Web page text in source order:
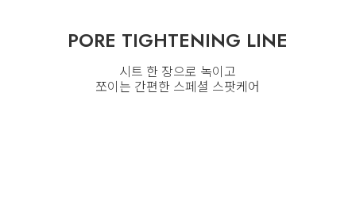
PORE TIGHTENING LINE
시트 한 장으로 녹이고
쪼이는 간편한 스페셜 스팟케어